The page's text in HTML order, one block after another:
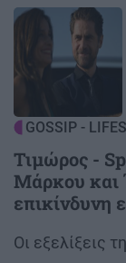
Image
GOSSIP -
Τιμώρος -
Μάρκου και
επικίνδυνη
Body
Οι εξελίξεις